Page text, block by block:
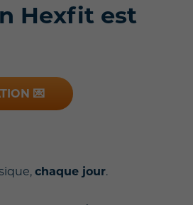
Hexfit est
💌
chaque jour.